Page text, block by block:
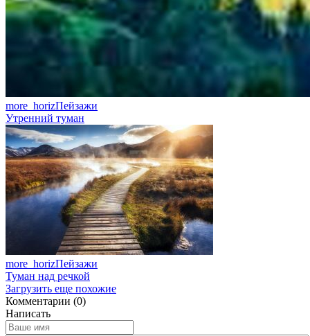
more_horizПейзажи
Утренний туман
more_horizПейзажи
Туман над речкой
Загрузить еще похожие
Комментарии (0)
Написать